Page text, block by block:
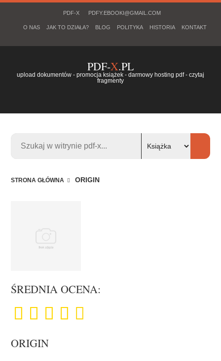
PDF-X PDFY.EBOOKI@GMAIL.COM
O NAS JAK TO DZIAŁA? BLOG POLITYKA HISTORIA KONTAKT
PDF-X.PL
upload dokumentów - promocja książek - darmowy hosting pdf - czytaj
fragmenty
STRONA GŁÓWNA ORIGIN
ŚREDNIA OCENA:
ORIGIN